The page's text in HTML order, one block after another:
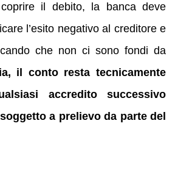
il debito, la banca deve
l’esito negativo al creditore e
che non ci sono fondi da
il conto resta tecnicamente
accredito successivo
a prelievo da parte del